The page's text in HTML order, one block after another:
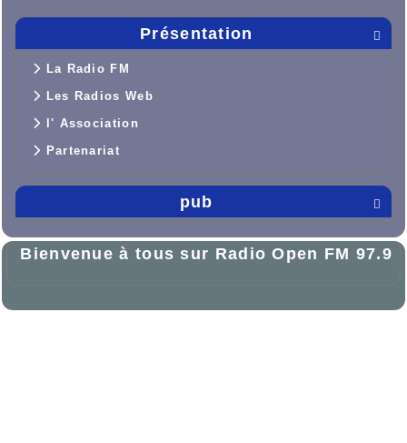

Présentation
La Radio FM
Les Radios Web
l' Association
Partenariat

pub
Bienvenue à tous sur Radio Open FM 97.9